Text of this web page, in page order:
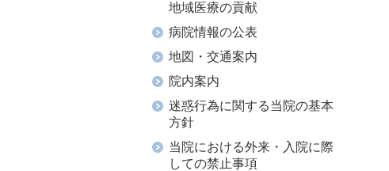
地域医療の貢献
病院情報の公表
地図・交通案内
院内案内
迷惑行為に関する当院の基本
方針
当院における外来・入院に際
しての禁止事項